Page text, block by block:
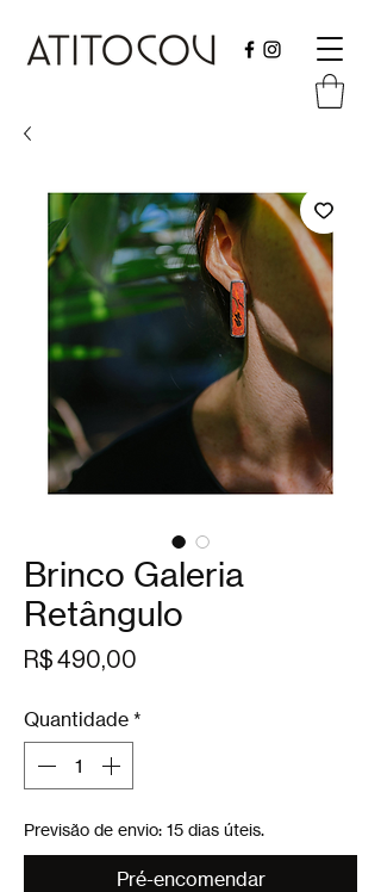
Brinco Galeria
Retângulo
R$ 490,00
Quantidade *
Previsão de envio: 15 dias úteis.
Pré-encomendar